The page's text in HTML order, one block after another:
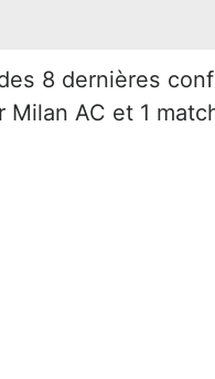
8 dernières
Milan AC et 1